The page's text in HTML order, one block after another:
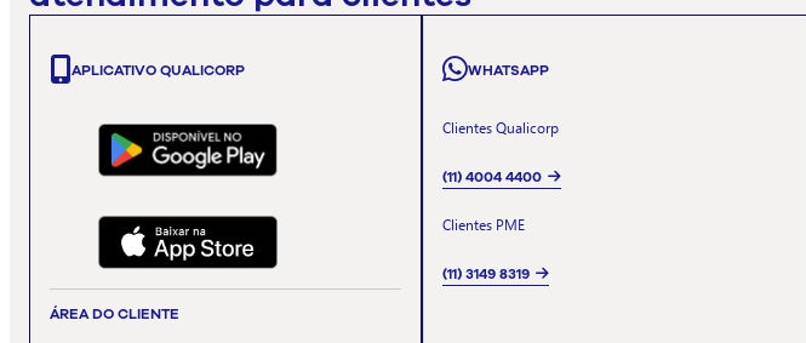
APLICATIVO QUALICORP
ÁREA DO CLIENTE
WHATSAPP
Clientes Qualicorp
(11) 4004 4400
Clientes PME
(11) 3149 8319